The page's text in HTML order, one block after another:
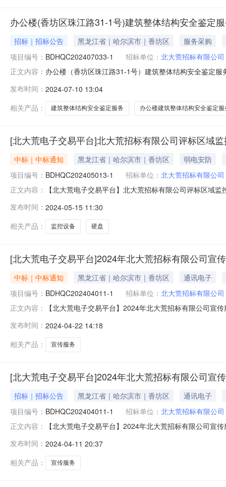
办公楼(香坊区珠江路31-1号)建筑整体结构安全鉴定
招标｜招标公告 黑龙江省｜哈尔滨市｜香坊区
服务采购
项目编号： BDHQC202407033-1 招标单位： 北大荒招标有限公司
正文内容： 办公楼（香坊区珠江路31-1号）建筑整体结构安全鉴定
方式：竞争磋商；4.资金落实情况：已落实；5.预算金
发布时间： 2024-07-10 13:04
相关产品：
建筑整体结构安全鉴定服务 办公楼建筑整体结构安全鉴定服
[北大荒电子交易平台]北大荒招标有限公司评标区域
中标｜中标通知 黑龙江省｜哈尔滨市｜香坊区
弱电安防
项目编号： BDHQC202405013-1 招标单位： 北大荒招标有限公司
正文内容：
【北大荒电子交易平台】北大荒招标有限公司评标区域
接口转速:7200rpm缓存:256MB;合同签定后十五个工作
发布时间： 2024-05-15 11:30
相关产品：
监控设备 硬盘
[北大荒电子交易平台]2024年北大荒招标有限公司宣
中标｜中标通知 黑龙江省｜哈尔滨市｜香坊区
通讯电子
项目编号： BDHQC202404011-1 招标单位： 北大荒招标有限公司
正文内容：
【北大荒电子交易平台】2024年北大荒招标有限公司宣
视频微信视频号等新媒体,每月推送甲方推文,数量以甲方
市香
发布时间： 2024-04-22 14:18
相关产品：
宣传服务
[北大荒电子交易平台]2024年北大荒招标有限公司宣
招标｜招标公告 黑龙江省｜哈尔滨市｜香坊区
通讯电子
项目编号： BDHQC202404011-1 招标单位： 北大荒招标有限公司
正文内容：
【北大荒电子交易平台】2024年北大荒招标有限公司宣
25万元6.本项目不允许转包、分包二、采购范围及相关
推送甲
发布时间： 2024-04-11 20:37
相关产品：
宣传服务